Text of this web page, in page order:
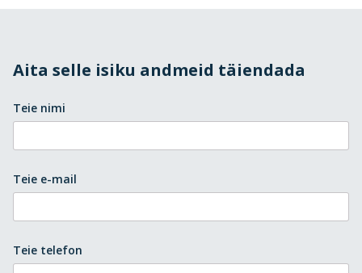
Aita selle isiku andmeid täiendada
Teie nimi
Teie e-mail
Teie telefon